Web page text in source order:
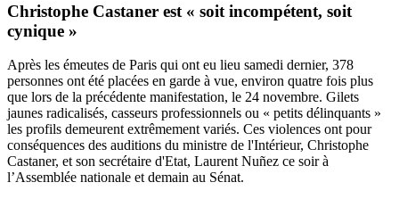
Christophe Castaner est « soit incompétent, soit
cynique »
Après les émeutes de Paris qui ont eu lieu samedi dernier, 378
personnes ont été placées en garde à vue, environ quatre fois plus
que lors de la précédente manifestation, le 24 novembre. Gilets
jaunes radicalisés, casseurs professionnels ou « petits délinquants »
les profils demeurent extrêmement variés. Ces violences ont pour
conséquences des auditions du ministre de l'Intérieur, Christophe
Castaner, et son secrétaire d'Etat, Laurent Nuñez ce soir à
l’Assemblée nationale et demain au Sénat.